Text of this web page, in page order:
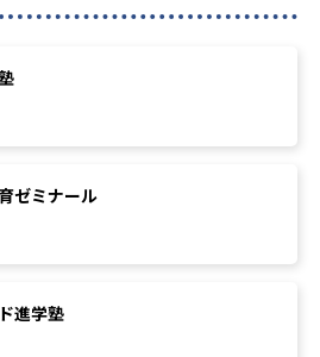
ゼミナール
進学塾